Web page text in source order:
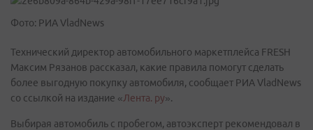
Фото: РИА VladNews
Технический директор автомобильного маркетплейса FRESH
Максим Рязанов рассказал, какие правила помогут сделать
более выгодную покупку автомобиля, сообщает РИА VladNews
со ссылкой на издание «Лента. ру».
Выбирая автомобиль с пробегом, автоэксперт рекомендовал в